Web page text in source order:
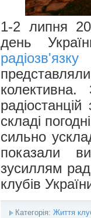
1-2 липня
день
складі
сильно
показали
зусиллям
клубів
Категорія: Життя